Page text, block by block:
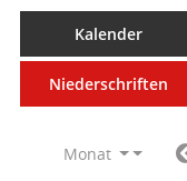
Kalender
Niederschriften
Monat